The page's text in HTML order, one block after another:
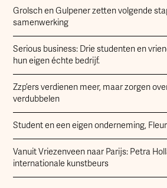
Om helder te krijgen wat er echt toe
mag focussen en hoe je van daaruit
een manier die bij jou past.
Grolsch en Gulpener zetten volgende
samenwerking
Serious business: Drie studenten en
hun eigen échte bedrijf.
Zzp’ers verdienen meer, maar zorgen
verdubbelen
Student en een eigen onderneming,
Vanuit Vriezenveen naar Parijs: Petra
internationale kunstbeurs